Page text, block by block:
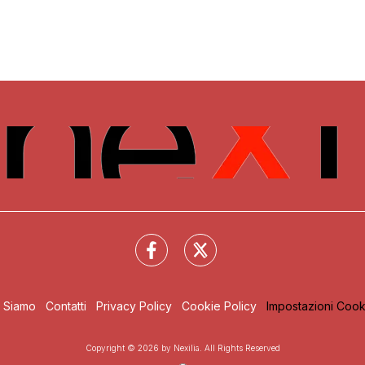
Siamo Contatti Privacy Policy Cookie Policy Impostazioni
Copyright © 2026 by Nexilia. All Rights Reserved